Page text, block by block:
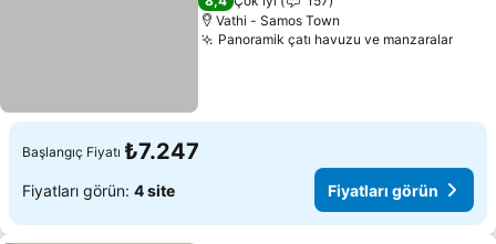
Vathi - Samos Town
Panoramik çatı havuzu ve manzaralar
Başlangıç Fiyatı ₺7.247
Fiyatları görün: 4 site Fiyatları görün